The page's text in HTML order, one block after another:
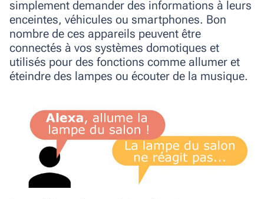
simplement demander des informations à leurs
enceintes, véhicules ou smartphones. Bon
nombre de ces appareils peuvent être
connectés à vos systèmes domotiques et
utilisés pour des fonctions comme allumer et
éteindre des lampes ou écouter de la musique.